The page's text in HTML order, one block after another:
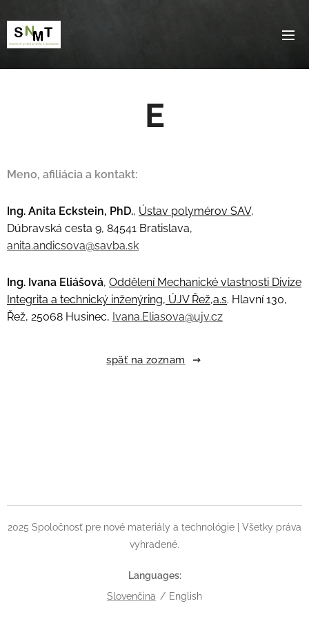
E
Meno, afiliácia a kontakt:
Ing. Anita Eckstein, PhD., Ústav polymérov SAV,
Dúbravská cesta 9, 84541 Bratislava,
anita.andicsova@savba.sk
Ing. Ivana Eliášová, Oddělení Mechanické vlastnosti Divize
Integrita a technický inženýring, ÚJV Řež,a.s. Hlavní 130,
Řež, 25068 Husinec, Ivana.Eliasova@ujv.cz
späť na zoznam
2025 Spoločnosť pre nové materiály a technológie | Všetky práva
vyhradené.
Languages
Slovenčina
English